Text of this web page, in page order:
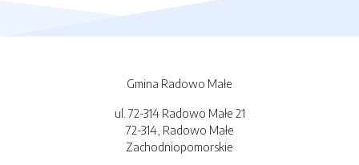
Gmina Radowo Małe
ul. 72-314 Radowo Małe 21
72-314, Radowo Małe
Zachodniopomorskie